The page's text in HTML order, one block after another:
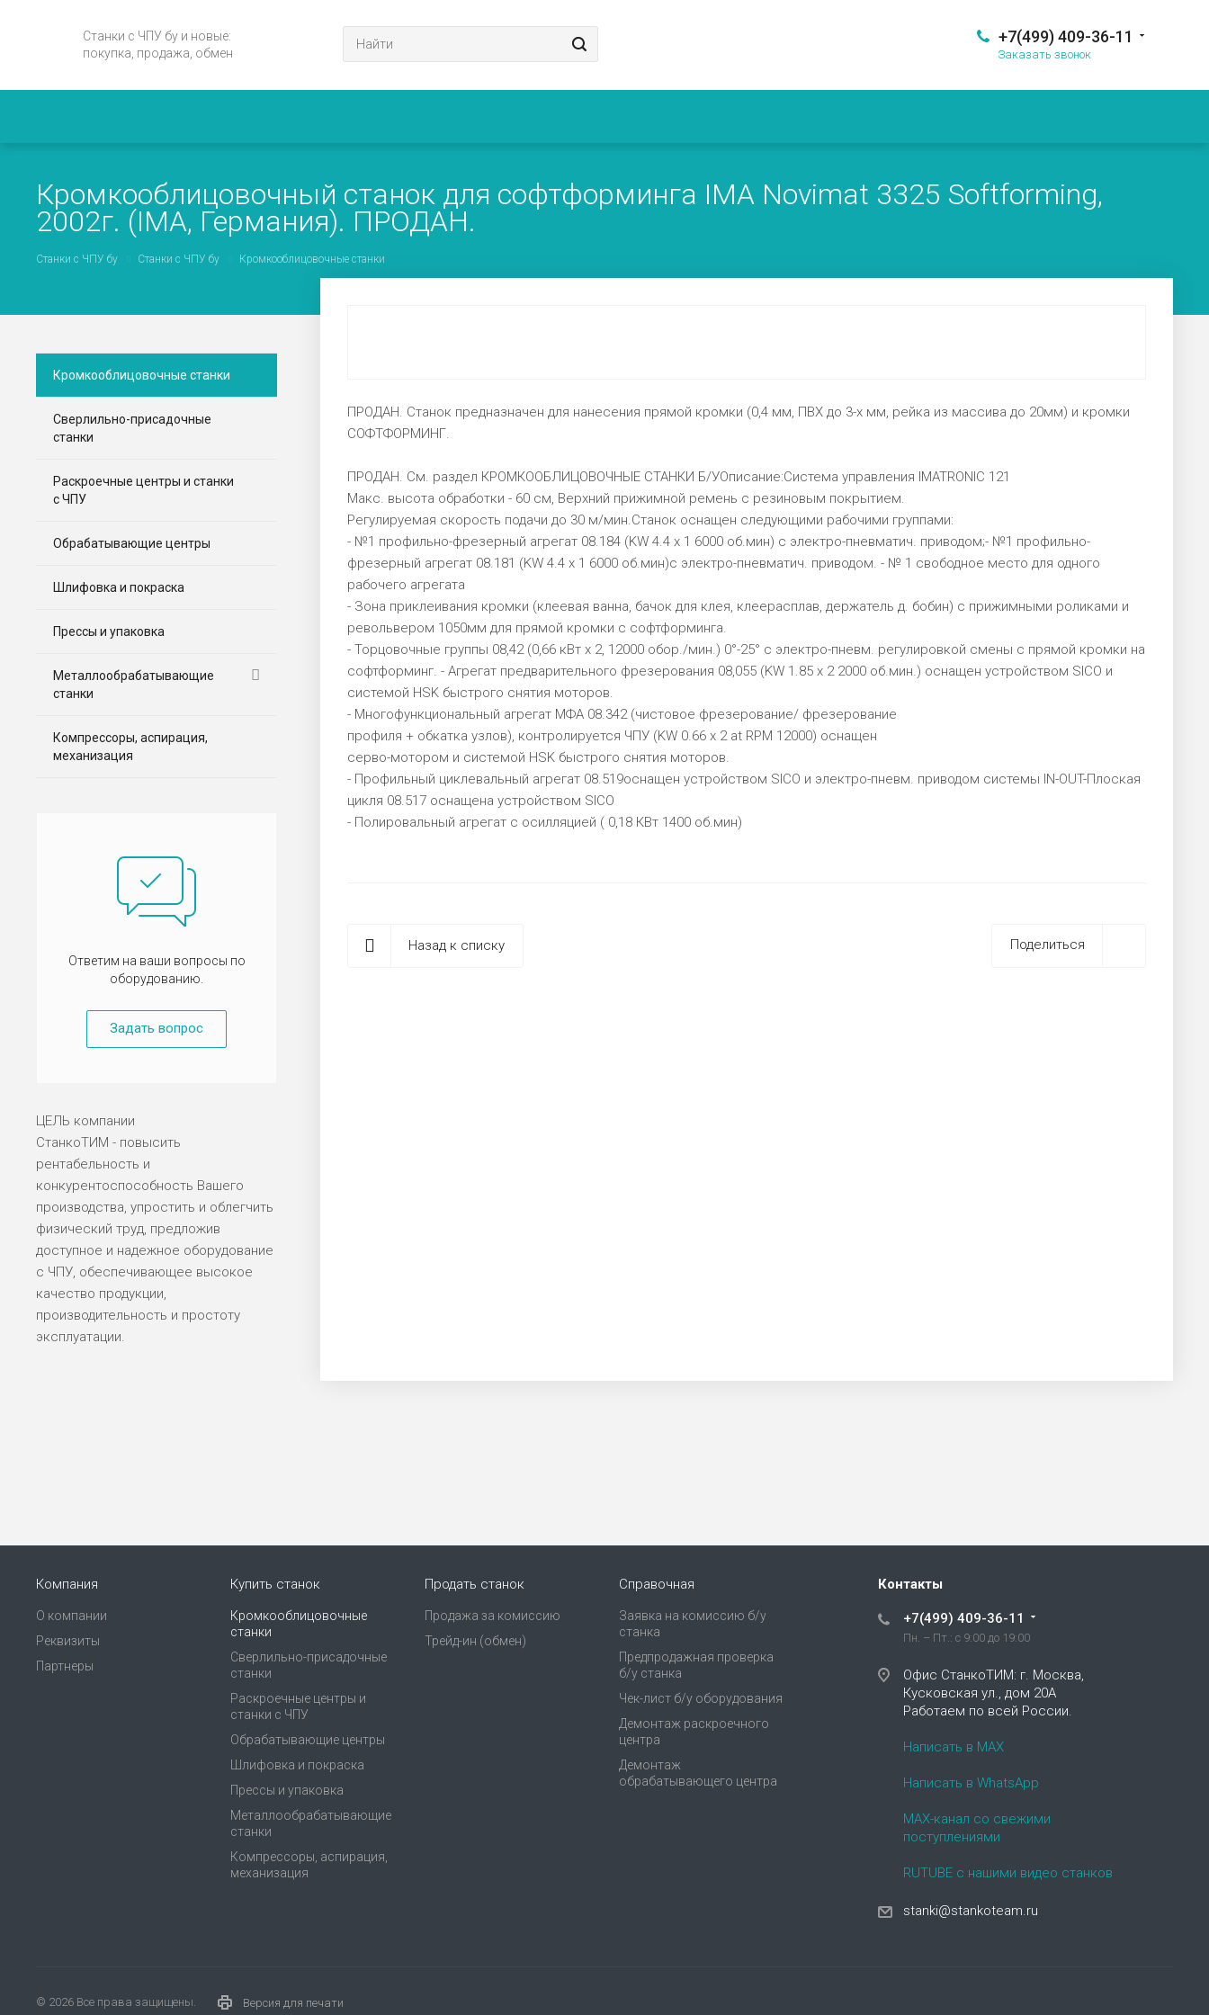
Станки с ЧПУ бу и новые:
покупка, продажа, обмен
+7(499) 409-36-11
Заказать звонок
Кромкооблицовочный станок для софтформинга IMA Novimat 3325 Softforming,
2002г. (IMA, Германия). ПРОДАН.
Станки с ЧПУ бу Станки с ЧПУ бу Кромкооблицовочные станки
ПРОДАН. Cтанок предназначен для нанесения прямой кромки (0,4 мм, ПВХ до 3-х мм, рейка из массива до 20мм) и кромки
СОФТФОРМИНГ.
ПРОДАН. См. раздел КРОМКООБЛИЦОВОЧНЫЕ СТАНКИ Б/УОписание:Система управления IMATRONIC 121
Макс. высота обработки - 60 см, Верхний прижимной ремень с резиновым покрытием.
Регулируемая скорость подачи до 30 м/мин.Станок оснащен следующими рабочими группами:
- №1 профильно-фрезерный агрегат 08.184 (KW 4.4 x 1 6000 об.мин) с электро-пневматич. приводом;- №1 профильно-
фрезерный агрегат 08.181 (KW 4.4 x 1 6000 об.мин)с электро-пневматич. приводом. - № 1 свободное место для одного
рабочего агрегата
- Зона приклеивания кромки (клеевая ванна, бачок для клея, клеерасплав, держатель д. бобин) с прижимными роликами и
револьвером 1050мм для прямой кромки с софтформинга.
- Торцовочные группы 08,42 (0,66 кВт x 2, 12000 обор./мин.) 0°-25° с электро-пневм. регулировкой смены с прямой кромки на
софтформинг. - Агрегат предварительного фрезерования 08,055 (KW 1.85 x 2 2000 об.мин.) оснащен устройством SICO и
системой HSK быстрого снятия моторов.
- Многофункциональный агрегат МФА 08.342 (чистовое фрезерование/ фрезерование
профиля + обкатка узлов), контролируется ЧПУ (KW 0.66 x 2 at RPM 12000) оснащен
серво-мотором и системой HSK быстрого снятия моторов.
- Профильный циклевальный агрегат 08.519оснащен устройством SICO и электро-пневм. приводом системы IN-OUT-Плоская
цикля 08.517 оснащена устройством SICO
- Полировальный агрегат с осилляцией ( 0,18 КВт 1400 об.мин)
Поделиться
Назад к списку
Кромкооблицовочные станки
Сверлильно-присадочные
станки
Раскроечные центры и станки
с ЧПУ
Обрабатывающие центры
Шлифовка и покраска
Прессы и упаковка
Металлообрабатывающие
станки
Компрессоры, аспирация,
механизация
Ответим на ваши вопросы по
оборудованию.
Задать вопрос
ЦЕЛЬ компании
СтанкоТИМ - повысить
рентабельность и
конкурентоспособность Вашего
производства, упростить и облегчить
физический труд, предложив
доступное и надежное оборудование
с ЧПУ, обеспечивающее высокое
качество продукции,
производительность и простоту
эксплуатации.
Компания
О компании
Реквизиты
Партнеры
Купить станок
Кромкооблицовочные
станки
Сверлильно-присадочные
станки
Раскроечные центры и
станки с ЧПУ
Обрабатывающие центры
Шлифовка и покраска
Прессы и упаковка
Металлообрабатывающие
станки
Компрессоры, аспирация,
механизация
Продать станок
Продажа за комиссию
Трейд-ин (обмен)
Справочная
Заявка на комиссию б/у
станка
Предпродажная проверка
б/у станка
Чек-лист б/у оборудования
Демонтаж раскроечного
центра
Демонтаж
обрабатывающего центра
Контакты
+7(499) 409-36-11
Пн. – Пт.: с 9:00 до 19:00
Офис СтанкоТИМ: г. Москва,
Кусковская ул., дом 20А
Работаем по всей России.
Написать в MAX
Написать в WhatsApp
MAX-канал со свежими
поступлениями
RUTUBE с нашими видео станков
stanki@stankoteam.ru
© 2026 Все права защищены. Версия для печати